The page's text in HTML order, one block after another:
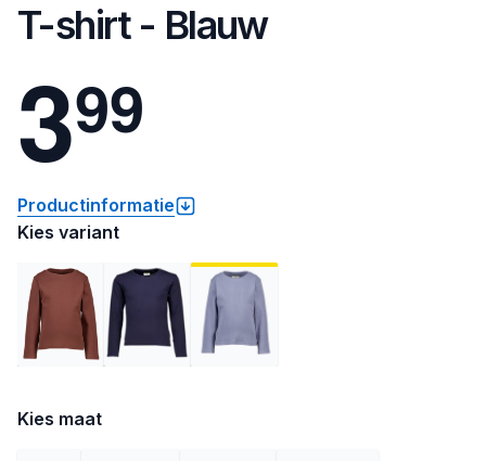
T-shirt - Blauw
399
Productinformatie
Kies variant
Kies maat